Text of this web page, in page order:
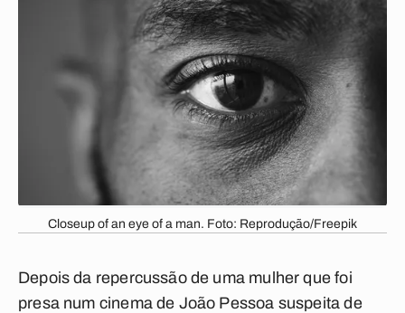
Closeup of an eye of a man. Foto: Reprodução/Freepik
Depois da repercussão de uma mulher que foi
presa num cinema de João Pessoa suspeita de